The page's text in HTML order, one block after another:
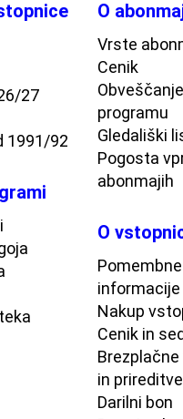
27
1991/92
O
Vrste
Cenik
programu
Gledališki
Pogosta
abonmajih
O
Pomembne
informacije
Nakup
Cenik in
in prireditve
Darilni bon